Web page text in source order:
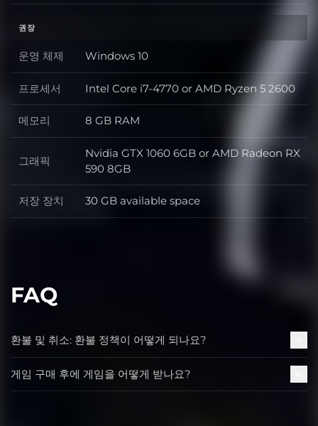
권장
운영 체제 운영 체제
Windows 10
프로세서 프로세서
Intel Core i7-4770 or AMD Ryzen 5 2600
메모리 메모리
8 GB RAM
그래픽 그래픽
Nvidia GTX 1060 6GB or AMD Radeon RX
590 8GB
저장 장치 저장 장치
30 GB available space
FAQ
환불 및 취소: 환불 정책이 어떻게 되나요?
게임 구매 후에 게임을 어떻게 받나요?